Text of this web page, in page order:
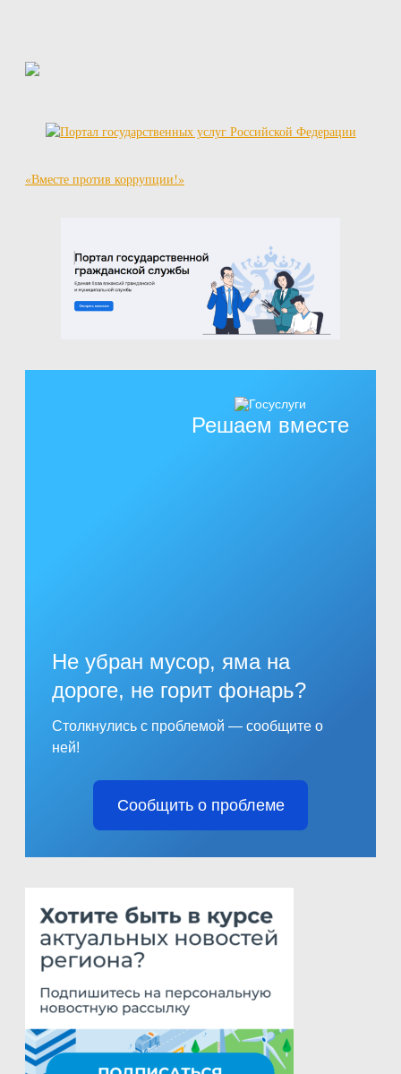
«Вместе против коррупции!»
Решаем вместе
Не убран мусор, яма на
дороге, не горит фонарь?
Столкнулись с проблемой — сообщите о
ней!
Сообщить о проблеме